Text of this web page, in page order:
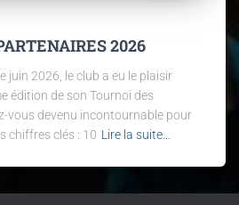
2026
juin 2026, le club a eu le plaisir
édition de son Tournoi des
vous devenu incontournable pour
chiffres clés : 10 Lire la suite…